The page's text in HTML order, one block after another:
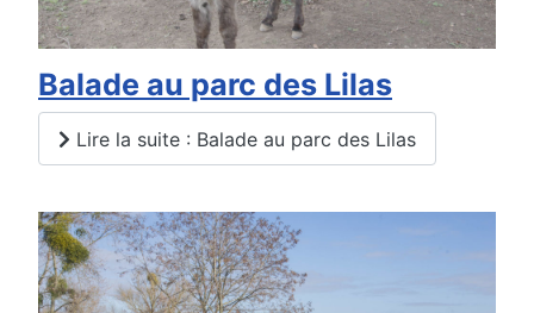
Balade au parc des Lilas
Lire la suite : Balade au parc des Lilas